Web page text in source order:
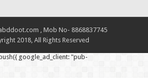
, Mob No- 8868837745
2018, All Rights Reserved
google_ad_client: "pub-